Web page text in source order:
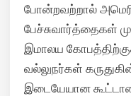
போன்றவற்றால்
பேச்சுவார்த்தைகள்
இமாலய
வல்லுநர்கள்
இடையேயான